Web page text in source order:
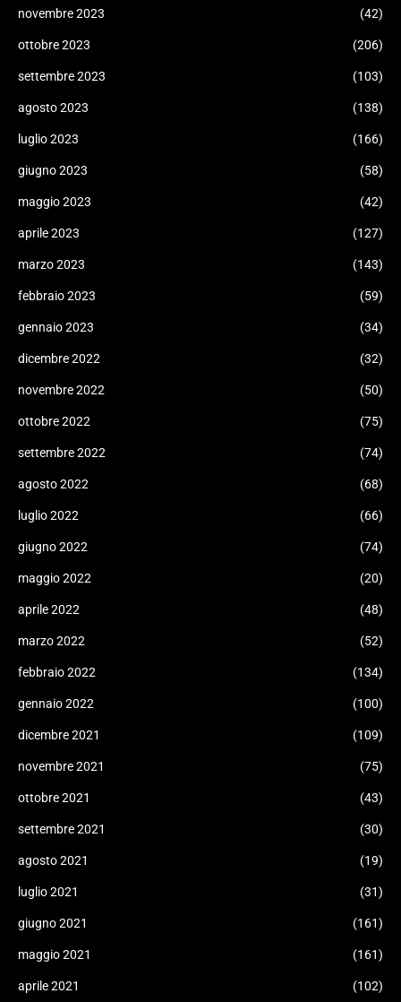
novembre 2023 (42)
ottobre 2023 (206)
settembre 2023 (103)
agosto 2023 (138)
luglio 2023 (166)
giugno 2023 (58)
maggio 2023 (42)
aprile 2023 (127)
marzo 2023 (143)
febbraio 2023 (59)
gennaio 2023 (34)
dicembre 2022 (32)
novembre 2022 (50)
ottobre 2022 (75)
settembre 2022 (74)
agosto 2022 (68)
luglio 2022 (66)
giugno 2022 (74)
maggio 2022 (20)
aprile 2022 (48)
marzo 2022 (52)
febbraio 2022 (134)
gennaio 2022 (100)
dicembre 2021 (109)
novembre 2021 (75)
ottobre 2021 (43)
settembre 2021 (30)
agosto 2021 (19)
luglio 2021 (31)
giugno 2021 (161)
maggio 2021 (161)
aprile 2021 (102)